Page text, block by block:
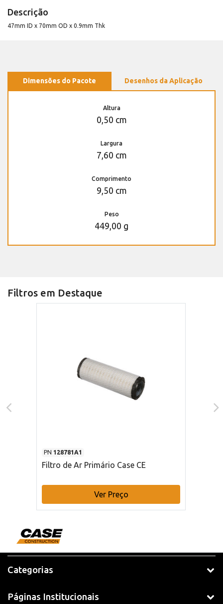
Descrição
47mm ID x 70mm OD x 0.9mm Thk
Dimensões do Pacote Desenhos da Aplicação
Altura
0,50 cm
Largura
7,60 cm
Comprimento
9,50 cm
Peso
449,00 g
Filtros em Destaque
PN 128781A1
Filtro de Ar Primário Case CE
Ver Preço
Categorias
Páginas Institucionais